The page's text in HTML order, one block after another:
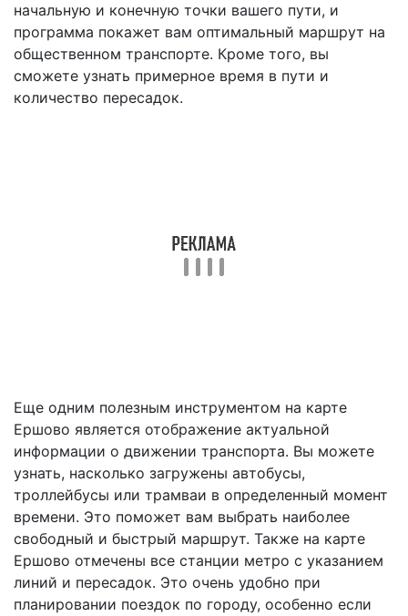
начальную и конечную точки вашего пути, и
программа покажет вам оптимальный маршрут на
общественном транспорте. Кроме того, вы
сможете узнать примерное время в пути и
количество пересадок.
Еще одним полезным инструментом на карте
Ершово является отображение актуальной
информации о движении транспорта. Вы можете
узнать, насколько загружены автобусы,
троллейбусы или трамваи в определенный момент
времени. Это поможет вам выбрать наиболее
свободный и быстрый маршрут. Также на карте
Ершово отмечены все станции метро с указанием
линий и пересадок. Это очень удобно при
планировании поездок по городу, особенно если